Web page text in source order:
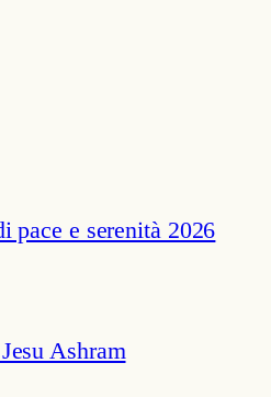
pace e serenità 2026
Ashram